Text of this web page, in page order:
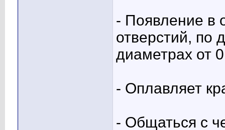
- Появление в
отверстий, по
диаметрах от
- Оплавляет
- Общаться с